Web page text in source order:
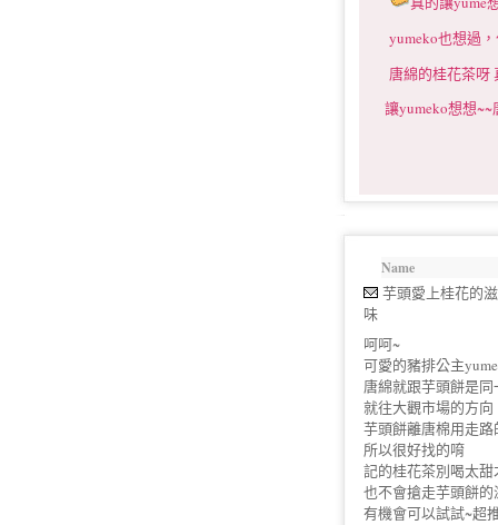
yumeko也想過，
唐綿的桂花茶呀
讓yumeko想想~~
Name
芋頭愛上桂花的滋
味
呵呵~
可愛的豬排公主
唐綿就跟芋頭餅是
就往大觀市場的方向
芋頭餅離唐棉用走
所以很好找的唷
記的桂花茶別喝太
也不會搶走芋頭餅的
有機會可以試試~超